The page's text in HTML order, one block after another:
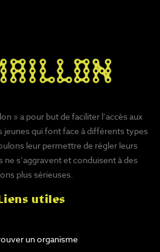
» a pour but de faciliter l’accès aux
jeunes qui font face à différents types
leur permettre de régler leurs
ne s’aggravent et conduisent à des
plus sérieuses.
utiles
un organisme